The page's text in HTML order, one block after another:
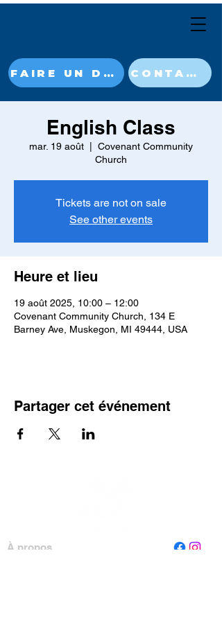
FAIRE UN DON MAINTENANT CONTACT
English Class
mar. 19 août
Covenant Community
Church
Tickets are not on sale
See other events
Heure et lieu
19 août 2025, 10:00 – 12:00
Covenant Community Church, 134 E
Barney Ave, Muskegon, MI 49444, USA
Partager cet événement
À propos